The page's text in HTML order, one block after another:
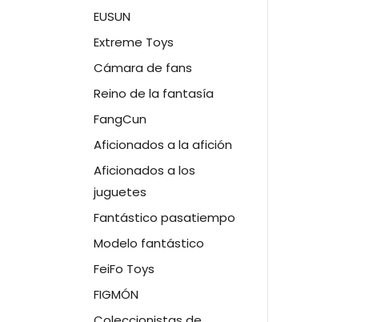
EUSUN
Extreme Toys
Cámara de fans
Reino de la fantasía
FangCun
Aficionados a la afición
Aficionados a los
juguetes
Fantástico pasatiempo
Modelo fantástico
FeiFo Toys
FIGMÓN